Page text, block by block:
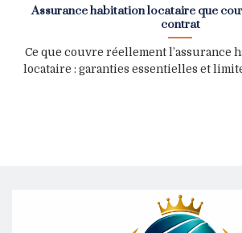
Assurance habitation locataire que
contrat
Ce que couvre réellement l’assurance
locataire : garanties essentielles et